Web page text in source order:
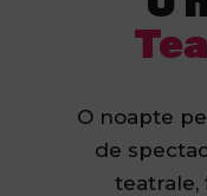
O noapte
de
teatrale,